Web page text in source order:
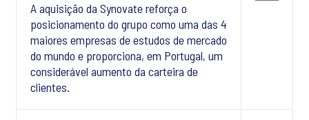
A aquisição da Synovate reforça o
posicionamento do grupo como uma das 4
maiores empresas de estudos de mercado
do mundo e proporciona, em Portugal, um
considerável aumento da carteira de
clientes.